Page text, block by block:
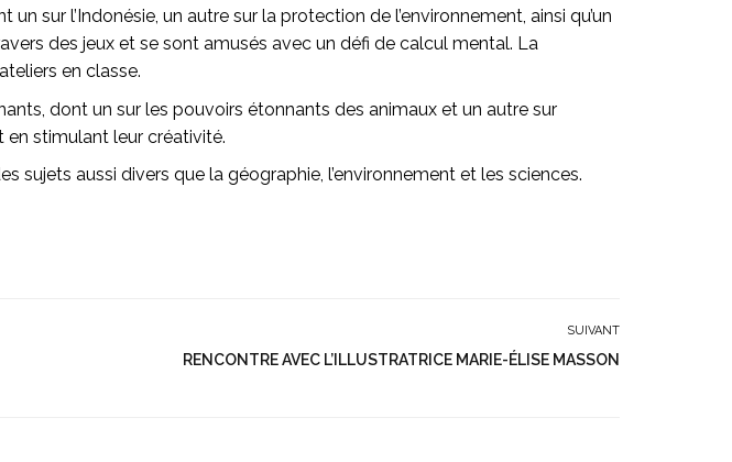
sur l’Indonésie, un autre sur la protection de l’environnement, ainsi qu’un
des jeux et se sont amusés avec un défi de calcul mental. La
en classe.
dont un sur les pouvoirs étonnants des animaux et un autre sur
en stimulant leur créativité.
sujets aussi divers que la géographie, l’environnement et les sciences.
SUIVANT
RENCONTRE AVEC L’ILLUSTRATRICE MARIE-ÉLISE MASSON